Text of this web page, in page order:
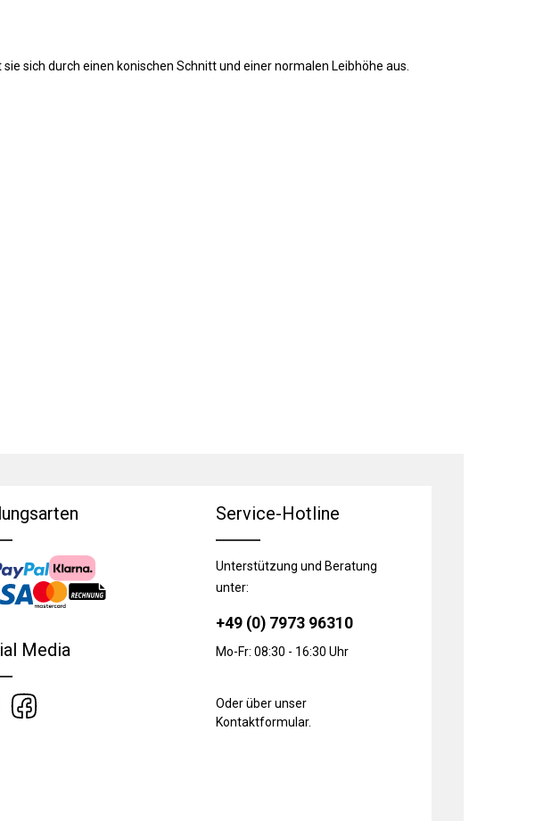
sich durch einen konischen Schnitt und einer normalen Leibhöhe aus.
Media
Service-Hotline
Unterstützung und Beratung
unter:
+49 (0) 7973 96310
Mo-Fr: 08:30 - 16:30 Uhr
Oder über unser
Kontaktformular.